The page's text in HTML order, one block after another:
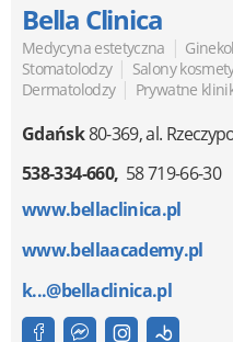
Bella Clinica
Medycyna estetyczna |
Stomatolodzy | Salony
Dermatolodzy | Prywatne
Gdańsk80-369,al.
538-334-660 58 719-66-30
www.bellaclinica.pl
www.bellaacademy.pl
k...@bellaclinica.pl